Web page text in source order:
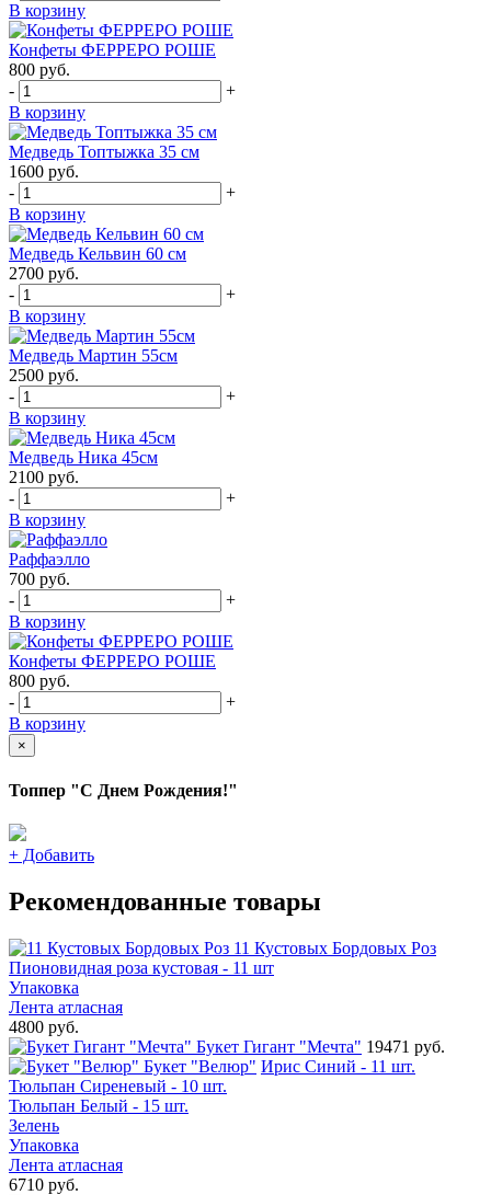
В корзину
Конфеты ФЕРРЕРО РОШЕ
800 руб.
-
+
В корзину
Медведь Топтыжка 35 см
1600 руб.
-
+
В корзину
Медведь Кельвин 60 см
2700 руб.
-
+
В корзину
Медведь Мартин 55см
2500 руб.
-
+
В корзину
Медведь Ника 45см
2100 руб.
-
+
В корзину
Раффаэлло
700 руб.
-
+
В корзину
Конфеты ФЕРРЕРО РОШЕ
800 руб.
-
+
В корзину
×
Топпер "С Днем Рождения!"
+ Добавить
Рекомендованные товары
11 Кустовых Бордовых Роз
Пионовидная роза кустовая - 11 шт
Упаковка
Лента атласная
4800 руб.
Букет Гигант "Мечта" 19471 руб.
Букет "Велюр" Ирис Синий - 11 шт.
Тюльпан Сиреневый - 10 шт.
Тюльпан Белый - 15 шт.
Зелень
Упаковка
Лента атласная
6710 руб.